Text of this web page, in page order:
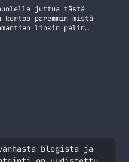
juttua tästä
paremmin mistä
linkin pelin
is a space adventure,
is the fourth release
blogista ja